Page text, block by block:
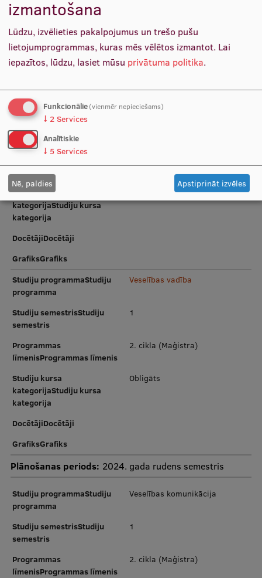
Ētikas un līdztiesības mācības
Atvērtā universitāte
Sagatavošanas kursi
ESF kvalifikācijas celšanas kursi
Pedagoģiskās izaugsmes centrs
Kvalifikācijas atbilstības pārbaude
Pētniecība
Zinātniskie institūti un laboratorijas
RSU zinātnes portāls
Zinātnes ietekme
Doktorantūras skola
Pētniecības pakalpojumi
Pētniecības projekti
Zinātnieku brokastis
Vertikāli integrētie projekti
Zinātniskās konferences
Inovāciju centrs
Starptautiskā sadarbība
Plānojums
Plānošanas periods: 2026. gada rudens semestris
programma
Studiju semestrisStudiju
semestris
līmenisProgrammas līmenis
Studiju kursa
kategorijaStudiju kursa
kategorija
DocētājiDocētāji
GrafiksGrafiks
Studiju programmaStudiju
programma
Veselības vadība
Studiju semestrisStudiju
semestris
1
Programmas
līmenisProgrammas līmenis
2. cikla (Maģistra)
Studiju kursa
kategorijaStudiju kursa
kategorija
Obligāts
DocētājiDocētāji
GrafiksGrafiks
Plānošanas periods: 2024. gada rudens semestris
Studiju programmaStudiju
programma
Veselības komunikācija
Studiju semestrisStudiju
semestris
1
Programmas
līmenisProgrammas līmenis
2. cikla (Maģistra)
izmantošana
Lūdzu, izvēlieties pakalpojumus un trešo pušu
lietojumprogrammas, kuras mēs vēlētos izmantot. Lai
iepazītos, lūdzu, lasiet mūsu privātuma politika.
Funkcionālie(vienmēr nepieciešams)
↓ 2 Services
Analītiskie
↓ 5 Services
Nē, paldies Apstiprināt izvēles